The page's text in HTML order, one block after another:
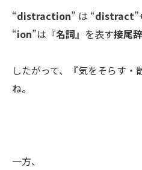
“distraction” は “distract
“ion”は『名詞』を表す接尾辞
したがって、『気をそらす・
ね。
一方、